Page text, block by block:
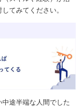
てみてください。
途半端な人間でした